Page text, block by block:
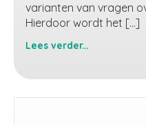
varianten van vragen
Hierdoor wordt het […]
Lees verder...